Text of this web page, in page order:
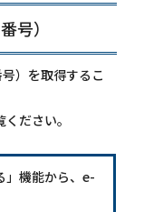
号）
）​を取得するこ
ださい。
」機能から、e-